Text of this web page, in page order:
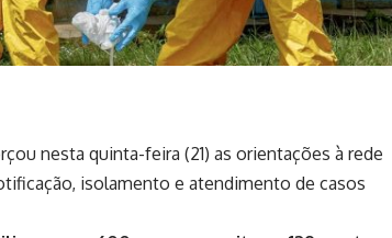
nesta quinta-feira (21) as orientações à rede
isolamento e atendimento de casos